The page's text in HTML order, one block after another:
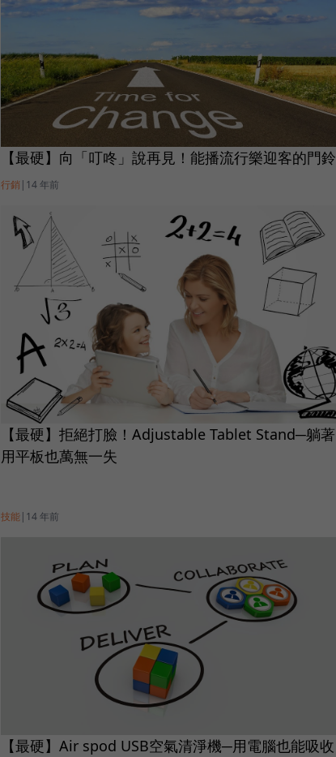
【最硬】向「叮咚」說再見！能播流行樂迎客的門鈴
行銷| 14 年前
【最硬】拒絕打臉！Adjustable Tablet Stand─躺著
用平板也萬無一失
技能| 14 年前
【最硬】Air spod USB空氣清淨機─用電腦也能吸收